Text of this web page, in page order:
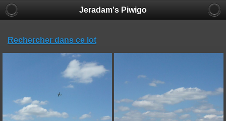
Jeradam's Piwigo
Rechercher dans ce lot